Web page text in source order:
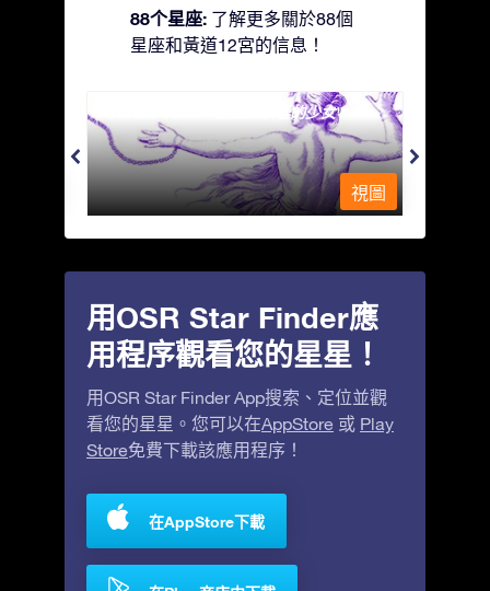
88个星座: 了解更多關於88個
星座和黃道12宮的信息！
Andromeda - 被鐵鍊鎖著的少女
視圖
用OSR Star Finder應
用程序觀看您的星星！
用OSR Star Finder App搜索、定位並觀
看您的星星。您可以在AppStore 或 Play
Store免費下載該應用程序！
在AppStore下載